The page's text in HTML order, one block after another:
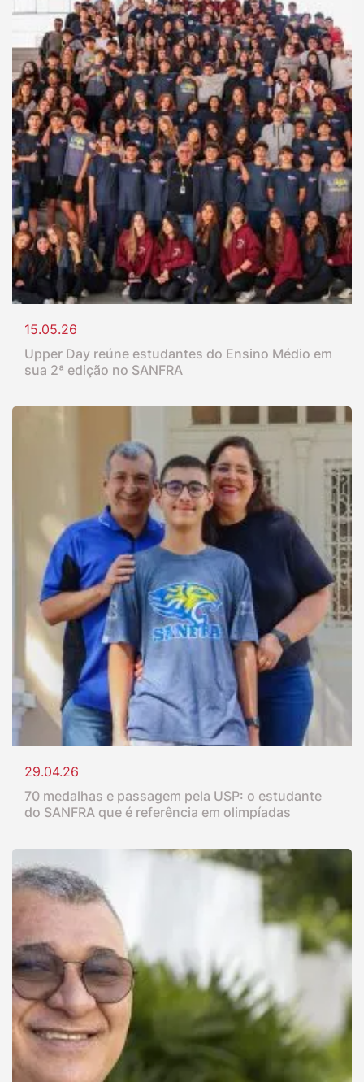
15.05.26
Upper Day reúne estudantes do Ensino Médio em
sua 2ª edição no SANFRA
29.04.26
70 medalhas e passagem pela USP: o estudante
do SANFRA que é referência em olimpíadas